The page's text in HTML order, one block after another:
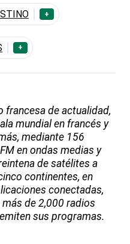
+
+
francesa de actualidad,
mundial en francés y
mediante 156
en ondas medias y
de satélites a
continentes, en
conectadas,
de 2,000 radios
sus programas.